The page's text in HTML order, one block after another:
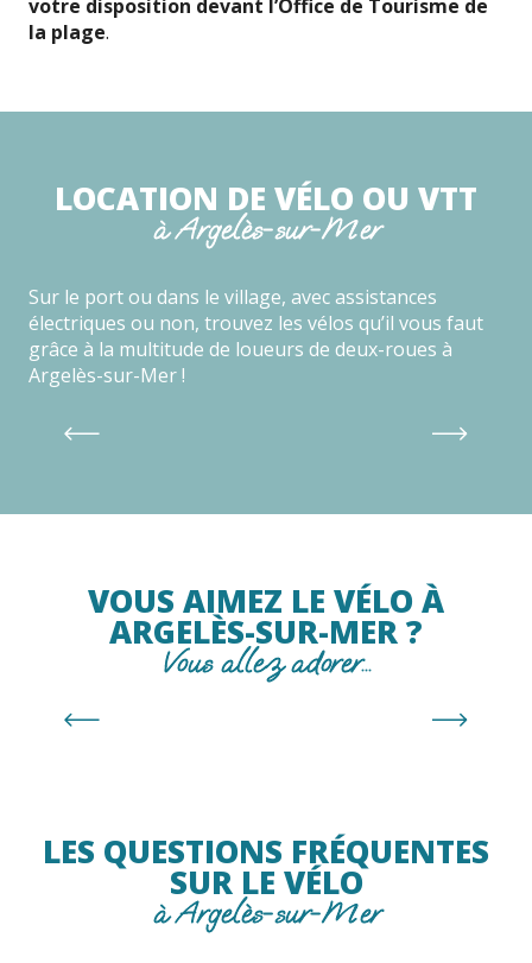
votre disposition devant l’Office de Tourisme de
la plage.
LOCATION DE VÉLO OU VTT
à Argelès-sur-Mer
Sur le port ou dans le village, avec assistances
électriques ou non, trouvez les vélos qu’il vous faut
grâce à la multitude de loueurs de deux-roues à
Argelès-sur-Mer !
VOUS AIMEZ LE VÉLO À
ARGELÈS-SUR-MER ?
Vous allez adorer…
LES QUESTIONS FRÉQUENTES
SUR LE VÉLO
à Argelès-sur-Mer